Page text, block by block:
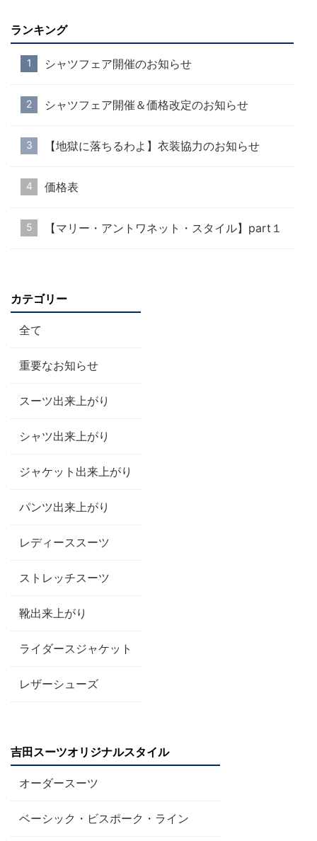
ランキング
シャツフェア開催のお知らせ
シャツフェア開催＆価格改定のお知らせ
【地獄に落ちるわよ】衣装協力のお知らせ
価格表
【マリー・アントワネット・スタイル】part１
カテゴリー
全て
重要なお知らせ
スーツ出来上がり
シャツ出来上がり
ジャケット出来上がり
パンツ出来上がり
レディーススーツ
ストレッチスーツ
靴出来上がり
ライダースジャケット
レザーシューズ
吉田スーツオリジナルスタイル
オーダースーツ
ベーシック・ビスポーク・ライン